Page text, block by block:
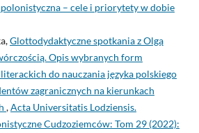
– cele i priorytety w dobie
Glottodydaktyczne spotkania z Olgą
Opis wybranych form
do nauczania języka polskiego
zagranicznych na kierunkach
,Acta Universitatis Lodziensis.
Cudzoziemców: Tom 29 (2022):